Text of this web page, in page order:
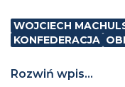
WOJCIECH
KONFEDERACJA
Rozwiń wpis...